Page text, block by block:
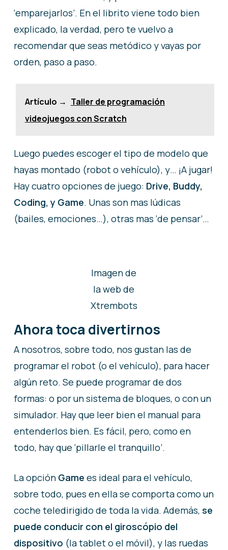
‘emparejarlos’. En el librito viene todo bien
explicado, la verdad, pero te vuelvo a
recomendar que seas metódico y vayas por
orden, paso a paso.
Artículo → Taller de programación
videojuegos con Scratch
Luego puedes escoger el tipo de modelo que
hayas montado (robot o vehículo), y… ¡A jugar!
Hay cuatro opciones de juego: Drive, Buddy,
Coding, y Game. Unas son mas lúdicas
(bailes, emociones…), otras mas ‘de pensar’…
Imagen de
la web de
Xtrembots
Ahora toca divertirnos
A nosotros, sobre todo, nos gustan las de
programar el robot (o el vehículo), para hacer
algún reto. Se puede programar de dos
formas: o por un sistema de bloques, o con un
simulador. Hay que leer bien el manual para
entenderlos bien. Es fácil, pero, como en
todo, hay que ‘pillarle el tranquillo’.
La opción Game es ideal para el vehículo,
sobre todo, pues en ella se comporta como un
coche teledirigido de toda la vida. Además, se
puede conducir con el giroscópio del
dispositivo (la tablet o el móvil), y las ruedas